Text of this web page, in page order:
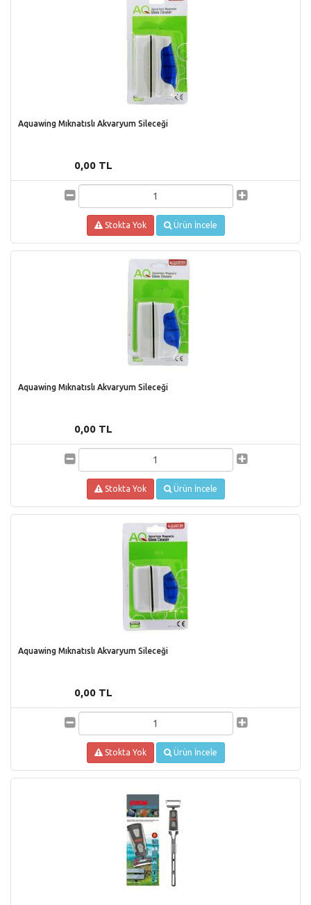
Aquawing Mıknatıslı Akvaryum Sileceği
0,00 TL
Stokta Yok Ürün İncele
Aquawing Mıknatıslı Akvaryum Sileceği
0,00 TL
Stokta Yok Ürün İncele
Aquawing Mıknatıslı Akvaryum Sileceği
0,00 TL
Stokta Yok Ürün İncele